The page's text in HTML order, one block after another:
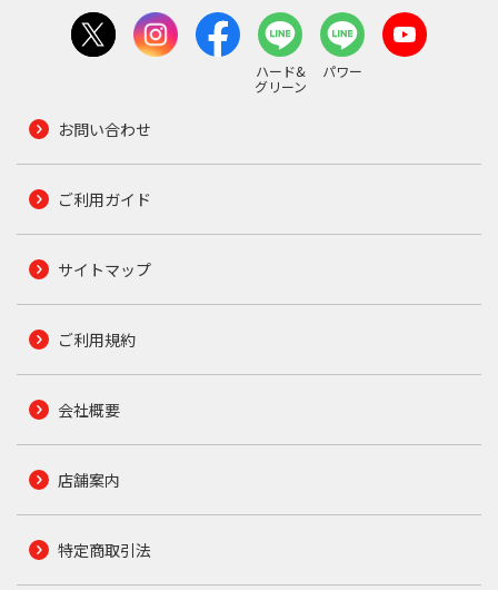
ハード&
グリーン
パワー
お問い合わせ
ご利用ガイド
サイトマップ
ご利用規約
会社概要
店舗案内
特定商取引法